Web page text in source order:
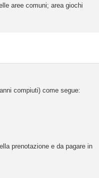
aree comuni; area giochi
anni compiuti) come segue:
prenotazione e da pagare in